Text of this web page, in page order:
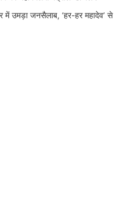
में उमड़ा जनसैलाब, ‘हर-हर महादेव’ से